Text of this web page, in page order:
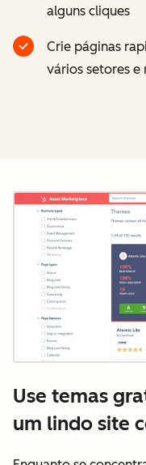
alguns cliques
Crie páginas
vários setores e
Use temas
um lindo site